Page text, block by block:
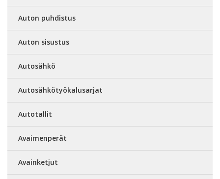
Auton puhdistus
Auton sisustus
Autosähkö
Autosähkötyökalusarjat
Autotallit
Avaimenperät
Avainketjut